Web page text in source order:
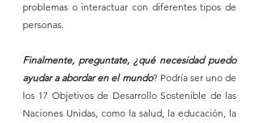
problemas o interactuar con diferentes tipos de
personas.
Finalmente, preguntate, ¿qué necesidad puedo
ayudar a abordar en el mundo? Podría ser uno de
los 17 Objetivos de Desarrollo Sostenible de las
Naciones Unidas, como la salud, la educación, la